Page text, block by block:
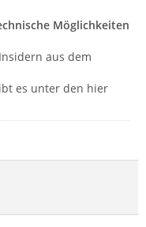
Möglichkeiten
aus dem
es unter den hier